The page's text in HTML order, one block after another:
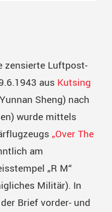
zensierte Luftpost-
aus Kutsing
Sheng) nach
wurde mittels
„Over The
am
„R M“
Militär). In
Brief vorder- und